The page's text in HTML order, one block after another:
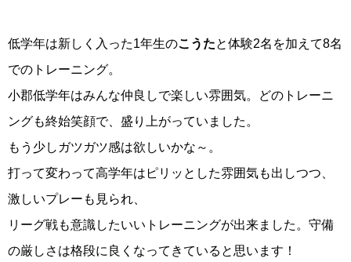
低学年は新しく入った1年生のこうたと体験2名を加えて8名
でのトレーニング。
小郡低学年はみんな仲良しで楽しい雰囲気。どのトレーニ
ングも終始笑顔で、盛り上がっていました。
もう少しガツガツ感は欲しいかな～。
打って変わって高学年はピリッとした雰囲気も出しつつ、
激しいプレーも見られ、
リーグ戦も意識したいいトレーニングが出来ました。守備
の厳しさは格段に良くなってきていると思います！